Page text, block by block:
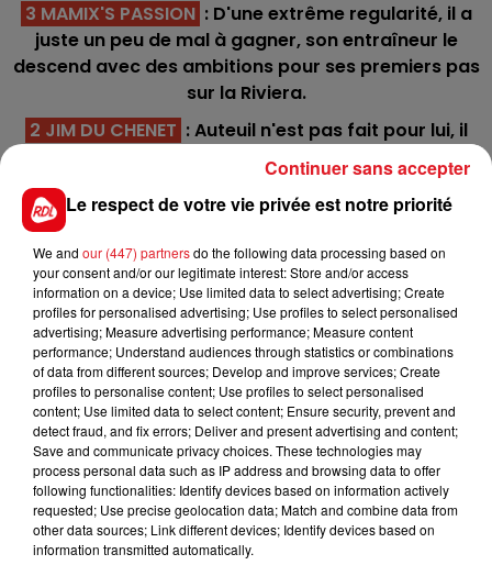
3 MAMIX'S PASSION : D'une extrême regularité, il a
juste un peu de mal à gagner, son entraîneur le
descend avec des ambitions pour ses premiers pas
sur la Riviera.
2 JIM DU CHENET : Auteuil n'est pas fait pour lui, il
préfére le bord de mer en le montrant à plusieurs
reprises. Il a encore sa chance pour les places.
14 TONERRE DU TEMPS
: Sa seule victoire a été
acquise pour ses débuts l'an dernier sur ce
parcours, depuis il a pris des accessits, en bas de
tableau c'est un bon outsider.
*********
En direct des pistes :
/
FILS D'ACTUS
Le respect de votre vie privée est notre priorité
We and our (447) partnersdo the following data processing based on
your consent and/or our legitimate interest: Store and/or access
information on a device; Use limited data to select advertising; Create
profiles for personalised advertising; Use profiles to select personalised
advertising; Measure advertising performance; Measure content
performance; Understand audiences through statistics or combinations
of data from different sources; Develop and improve services; Create
profiles to personalise content; Use profiles to select personalised
content; Use limited data to select content; Ensure security, prevent and
detect fraud, and fix errors; Deliver and present advertising and content;
Save and communicate privacy choices. These technologies may
process personal data such as IP address and browsing data to offer
following functionalities: Identify devices based on information actively
requested; Use precise geolocation data; Match and combine data from
other data sources; Link different devices; Identify devices based on
information transmitted automatically.
Continuer sans accepter